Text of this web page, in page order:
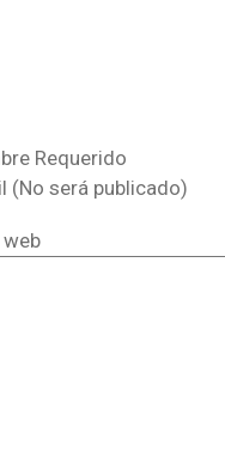
Requerido
(No será publicado)